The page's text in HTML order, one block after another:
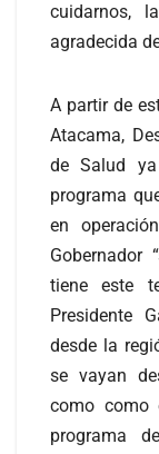
cuidarnos,
agradecida
A partir de
Atacama,
de Salud
programa
en
Gobernador
tiene este
Presidente
desde la
se vayan
como como
programa